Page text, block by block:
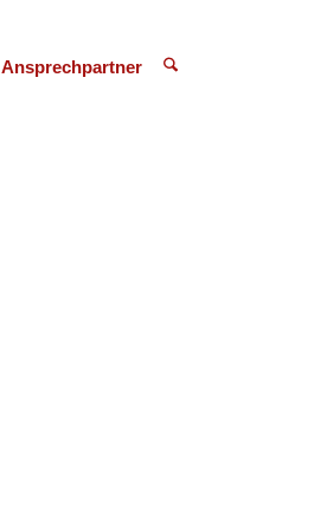
Ansprechpartner